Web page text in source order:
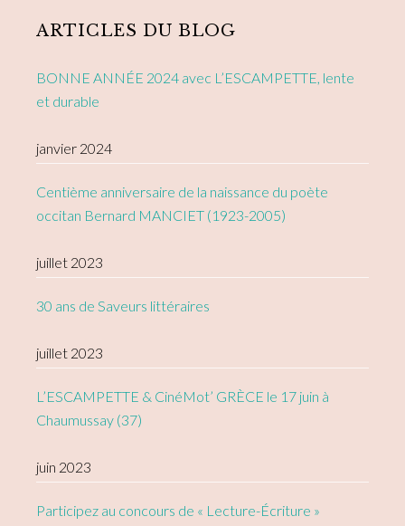
Sidebar
ARTICLES DU BLOG
BONNE ANNÉE 2024 avec L’ESCAMPETTE, lente
et durable
janvier 2024
Centième anniversaire de la naissance du poète
occitan Bernard MANCIET (1923-2005)
juillet 2023
30 ans de Saveurs littéraires
juillet 2023
L’ESCAMPETTE & CinéMot’ GRÈCE le 17 juin à
Chaumussay (37)
juin 2023
Participez au concours de « Lecture-Écriture »